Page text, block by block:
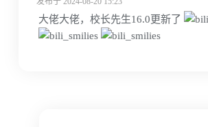
大佬大佬，校长先生16.0更新了